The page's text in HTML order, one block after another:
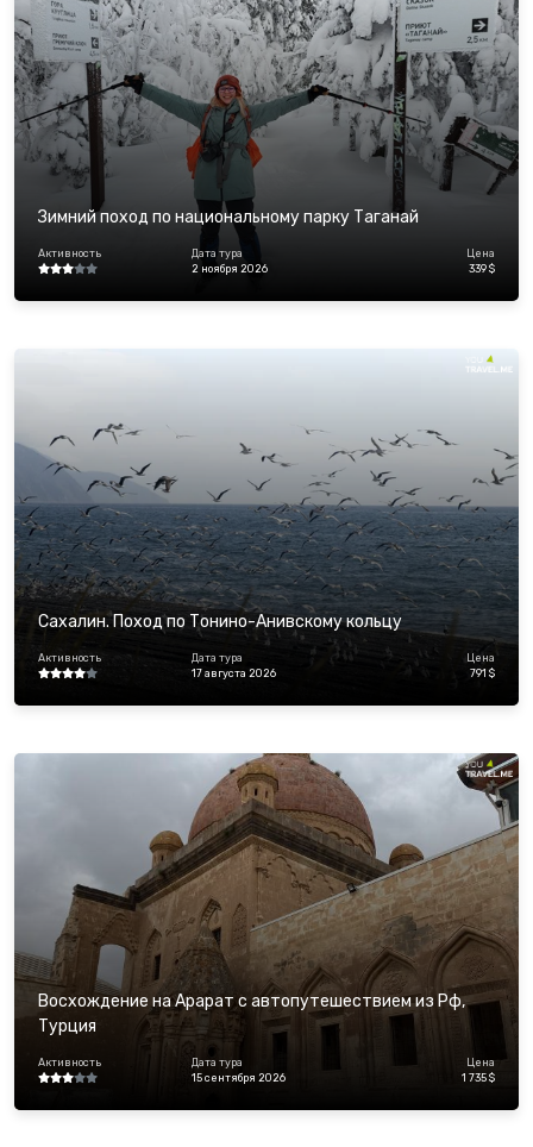
Зимний поход по национальному парку Таганай
Активность
Дата тура
2 ноября 2026
Цена
339 $
Сахалин. Поход по Тонино-Анивскому кольцу
Активность
Дата тура
17 августа 2026
Цена
791 $
Восхождение на Арарат с автопутешествием из Рф,
Турция
Активность
Дата тура
15 сентября 2026
Цена
1 735 $